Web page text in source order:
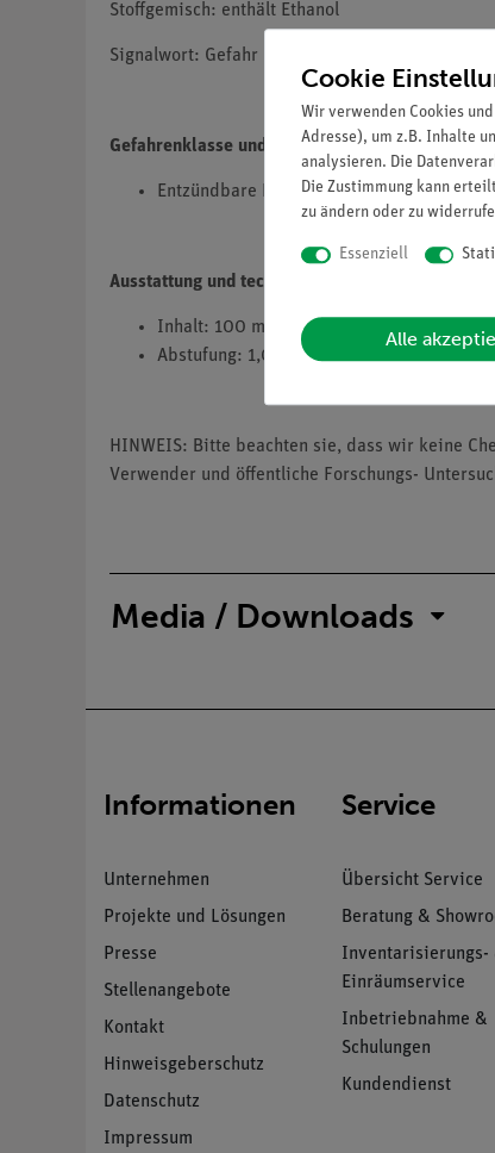
Stoffgemisch: enthält Ethanol
Signalwort: Gefahr
Gefahrenklasse und Gefahrenkategorie
Entzündbare Flüssigkeit, Kategorie 2, H225
Ausstattung und technische Daten
Inhalt: 100 ml, mit Farbskala
Abstufung: 1,0 pH
HINWEIS: Bitte beachten sie, dass wir keine
Verwender und öffentliche Forschungs-
Media / Downloads
Informationen
Unternehmen
Projekte und Lösungen
Presse
Stellenangebote
Kontakt
Hinweisgeberschutz
Datenschutz
Impressum
Service
Übersicht Service
Beratung &
Inventarisierungs-
Einräumservice
Inbetriebnahme &
Schulungen
Kundendienst
Cookie
Wir verwenden Cookies
Adresse), um z.B. Inhalte
analysieren. Die
Die Zustimmung kann
zu ändern oder zu
Essenziell
Alle